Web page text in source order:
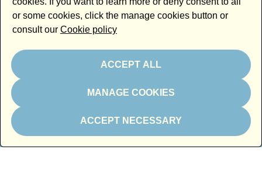
Thanks to
Newsletter
By subscribing to the newsletter you accept ourNewsletter policy
or some cookies, click the manage cookies button or
consult our Cookie policy
ACCEPT ALL
MANAGE COOKIES
ACCEPT NECESSARY